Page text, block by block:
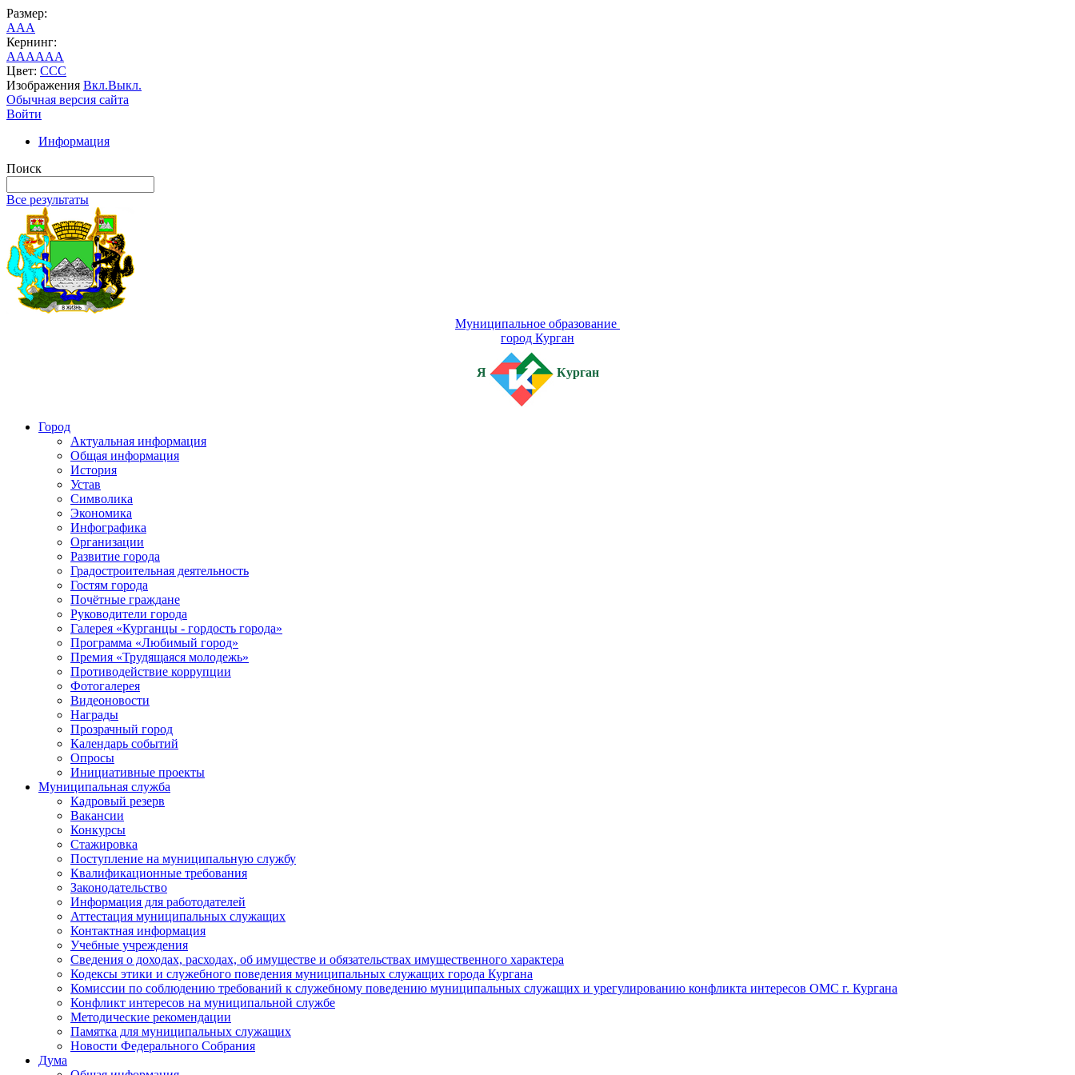
Размер:
AAA
Кернинг:
AAAAAA
Цвет: CCC
Изображения Вкл.Выкл.
Обычная версия сайта
Войти
Информация
Поиск
Все результаты
Муниципальное образование
город Курган
Я Курган
Город
Актуальная информация
Общая информация
История
Устав
Символика
Экономика
Инфографика
Организации
Развитие города
Градостроительная деятельность
Гостям города
Почётные граждане
Руководители города
Галерея «Курганцы - гордость города»
Программа «Любимый город»
Премия «Трудящаяся молодежь»
Противодействие коррупции
Фотогалерея
Видеоновости
Награды
Прозрачный город
Календарь событий
Опросы
Инициативные проекты
Муниципальная служба
Кадровый резерв
Вакансии
Конкурсы
Стажировка
Поступление на муниципальную службу
Квалификационные требования
Законодательство
Информация для работодателей
Аттестация муниципальных служащих
Контактная информация
Учебные учреждения
Сведения о доходах, расходах, об имуществе и обязательствах имущественного характера
Кодексы этики и служебного поведения муниципальных служащих города Кургана
Комиссии по соблюдению требований к служебному поведению муниципальных служащих и урегулированию конфликта интересов ОМС г. Кургана
Конфликт интересов на муниципальной службе
Методические рекомендации
Памятка для муниципальных служащих
Новости Федерального Cобрания
Дума